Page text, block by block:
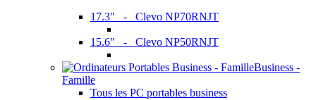
17.3" - Clevo NP70RNJT
15.6" - Clevo NP50RNJT
Business -
Famille
Tous les PC portables business